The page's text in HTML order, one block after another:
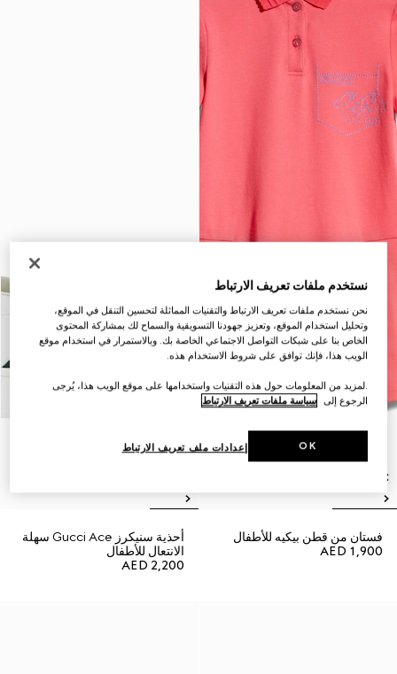
فستان من قطن بيكيه للأطفال
AED 1,900
أحذية سنيكرز Gucci Ace سهلة
الانتعال للأطفال
AED 2,200
نستخدم ملفات تعريف الارتباط
نحن نستخدم ملفات تعريف الارتباط والتقنيات المماثلة لتحسين التنقل في الموقع،
وتحليل استخدام الموقع، وتعزيز جهودنا التسويقية والسماح لك بمشاركة المحتوى
الخاص بنا على شبكات التواصل الاجتماعي الخاصة بك. وبالاستمرار في استخدام موقع
الويب هذا، فإنك توافق على شروط الاستخدام هذه.
.لمزيد من المعلومات حول هذه التقنيات واستخدامها على موقع الويب هذا، يُرجى
الرجوع إلى سياسة ملفات تعريف الارتباط
إعدادات ملف تعريف الارتباط OK